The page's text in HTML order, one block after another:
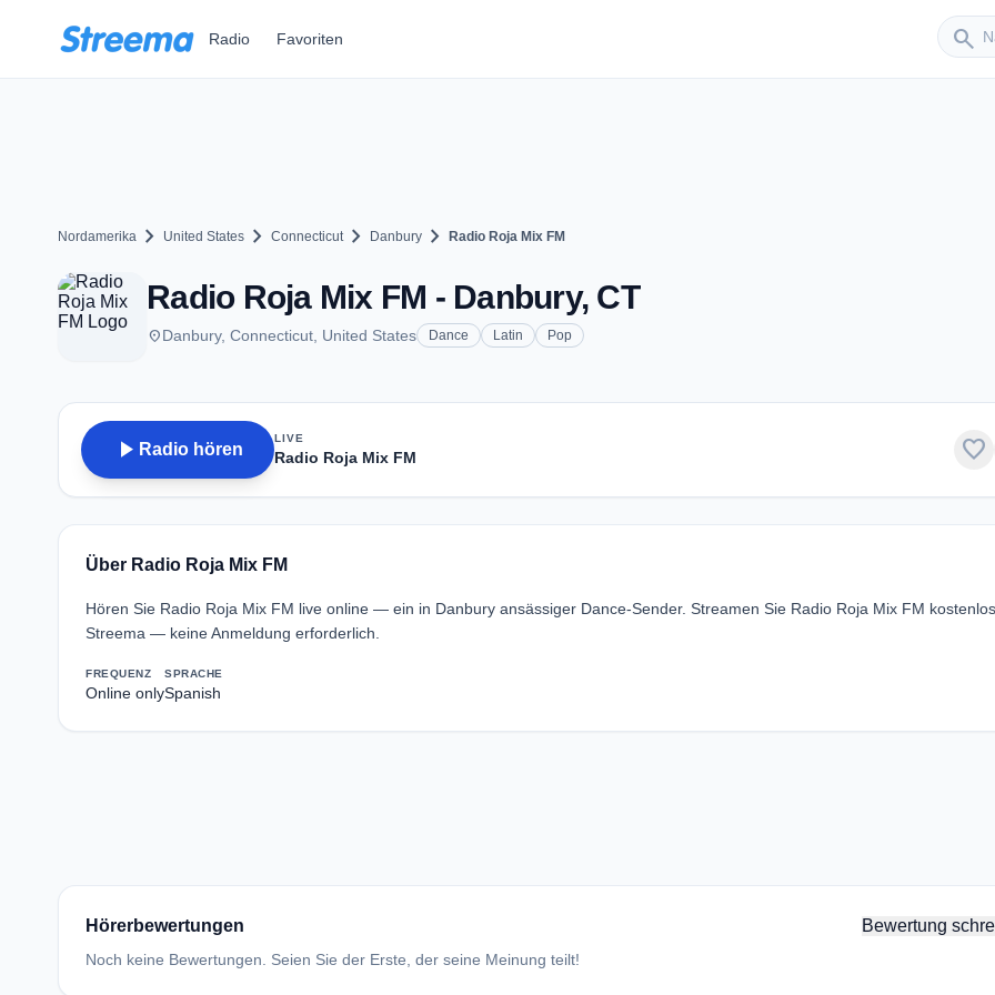
Radio Favoriten search
Sender
Nordamerika chevron_right United States chevron_right Connecticutchevron_right Danbury chevron_right Radio Roja Mix FM
Radio Roja Mix FM - Danbury, CT
placeDanbury, Connecticut, United States Dance Latin Pop
play_arrow Radio hören
LIVE
Radio Roja Mix FM favorite
Über Radio Roja Mix FM
Hören Sie Radio Roja Mix FM live online — ein in Danbury ansässiger Dance-Sender. Streamen Sie Radio Roja Mix FM
Streema — keine Anmeldung erforderlich.
FREQUENZ
Online only
SPRACHE
Spanish
Hörerbewertungen Bewertung
Noch keine Bewertungen. Seien Sie der Erste, der seine Meinung teilt!